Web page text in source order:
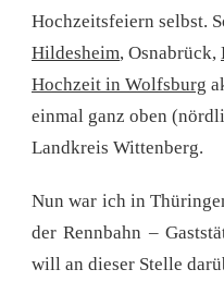
Hochzeitsfeiern selbst.
Hildesheim, Osnabrück,
Hochzeit in Wolfsburg
einmal ganz oben
Landkreis Wittenberg.
Nun war ich in
der Rennbahn –
will an dieser Stelle